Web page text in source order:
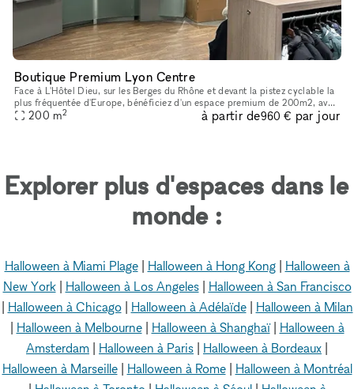
Boutique Premium Lyon Centre
Face à L'Hôtel Dieu, sur les Berges du Rhône et devant la pistez cyclable la
plus fréquentée d'Europe, bénéficiez d'un espace premium de 200m2, avec
2 grandes vitrines
200 m2 à partir de960 € par jour
Explorer plus d'espaces dans le
monde :
Halloween à Miami Plage| Halloween à Hong Kong| Halloween à
New York| Halloween à Los Angeles| Halloween à San Francisco
| Halloween à Chicago| Halloween à Adélaïde| Halloween à Milan
| Halloween à Melbourne| Halloween à Shanghaï| Halloween à
Amsterdam | Halloween à Paris | Halloween à Bordeaux |
Halloween à Marseille| Halloween à Rome| Halloween à Montréal